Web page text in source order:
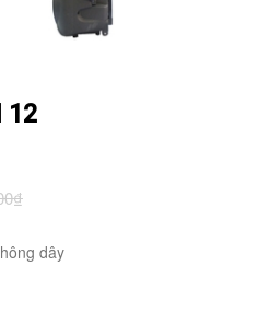
12
dây